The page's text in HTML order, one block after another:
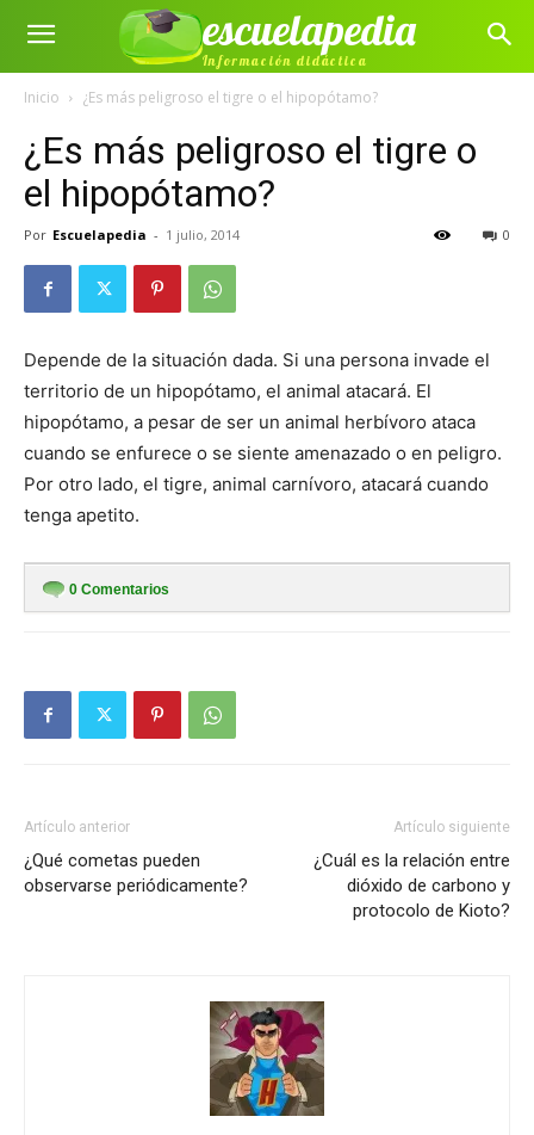
escuelapedia
Información didáctica
Inicio ¿Es más peligroso el tigre o el hipopótamo?
¿Es más peligroso el tigre o
el hipopótamo?
Por Escuelapedia - 1 julio, 2014 0
Depende de la situación dada. Si una persona invade el
territorio de un hipopótamo, el animal atacará. El
hipopótamo, a pesar de ser un animal herbívoro ataca
cuando se enfurece o se siente amenazado o en peligro.
Por otro lado, el tigre, animal carnívoro, atacará cuando
tenga apetito.
0 Comentarios
Artículo anterior
¿Qué cometas pueden
observarse periódicamente?
Artículo siguiente
¿Cuál es la relación entre
dióxido de carbono y
protocolo de Kioto?